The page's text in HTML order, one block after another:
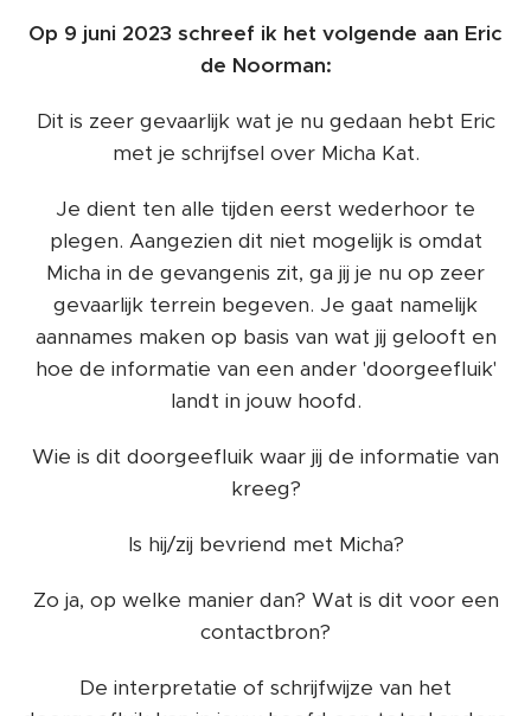
Op 9 juni 2023 schreef ik het volgende aan Eric
de Noorman:
Dit is zeer gevaarlijk wat je nu gedaan hebt Eric
met je schrijfsel over Micha Kat.
Je dient ten alle tijden eerst wederhoor te
plegen. Aangezien dit niet mogelijk is omdat
Micha in de gevangenis zit, ga jij je nu op zeer
gevaarlijk terrein begeven. Je gaat namelijk
aannames maken op basis van wat jij gelooft en
hoe de informatie van een ander 'doorgeefluik'
landt in jouw hoofd.
Wie is dit doorgeefluik waar jij de informatie van
kreeg?
Is hij/zij bevriend met Micha?
Zo ja, op welke manier dan? Wat is dit voor een
contactbron?
De interpretatie of schrijfwijze van het